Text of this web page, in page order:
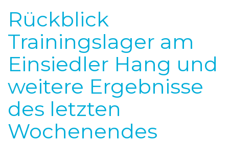
Rückblick
Trainingslager am
Einsiedler Hang und
weitere Ergebnisse
des letzten
Wochenendes